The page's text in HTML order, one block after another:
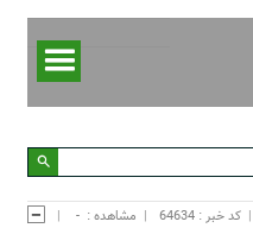
کد خبر : 64634 مشاهده : -